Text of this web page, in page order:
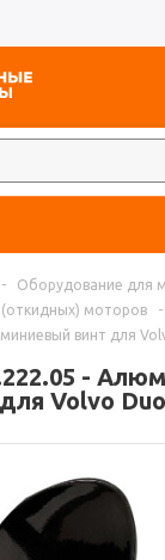
- Оборудование для
моторов
-
винт для
-
для Volvo